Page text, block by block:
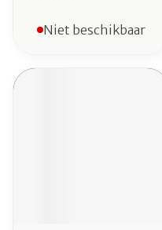
Niet beschikbaar